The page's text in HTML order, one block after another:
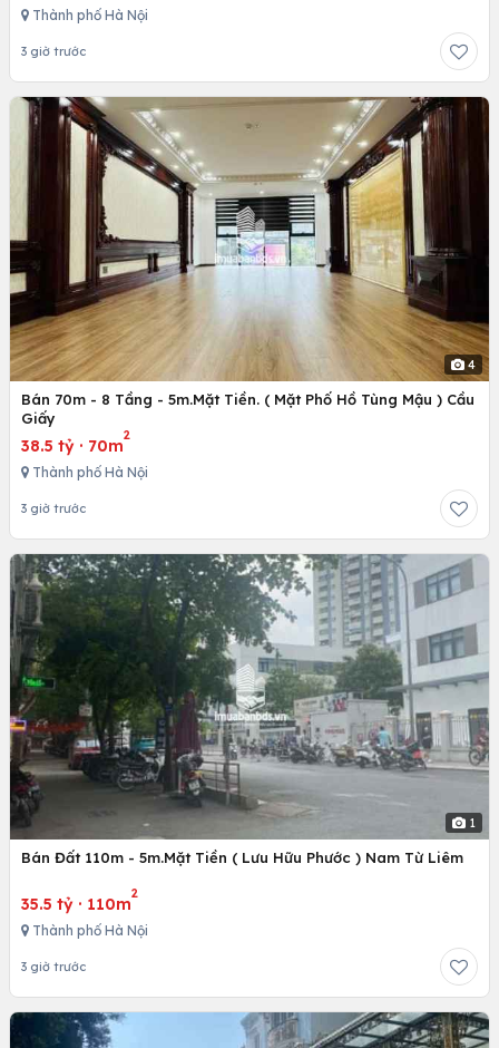
Thành phố Hà Nội
3 giờ trước
4
Bán 70m - 8 Tầng - 5m.Mặt Tiền. ( Mặt Phố Hồ Tùng Mậu ) Cầu
Giấy
38.5 tỷ · 70m
2
Thành phố Hà Nội
3 giờ trước
1
Bán Đất 110m - 5m.Mặt Tiền ( Lưu Hữu Phước ) Nam Từ Liêm
35.5 tỷ · 110m
2
Thành phố Hà Nội
3 giờ trước